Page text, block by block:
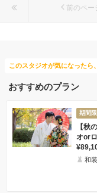
前のペー
このスタジオが気になったら
おすすめのプラン
期間
【秋
オor
和